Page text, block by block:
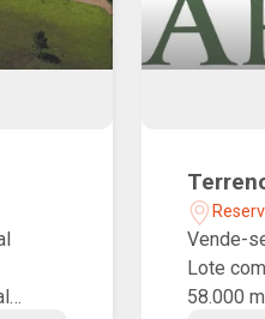
Vende-
Lote
58.000